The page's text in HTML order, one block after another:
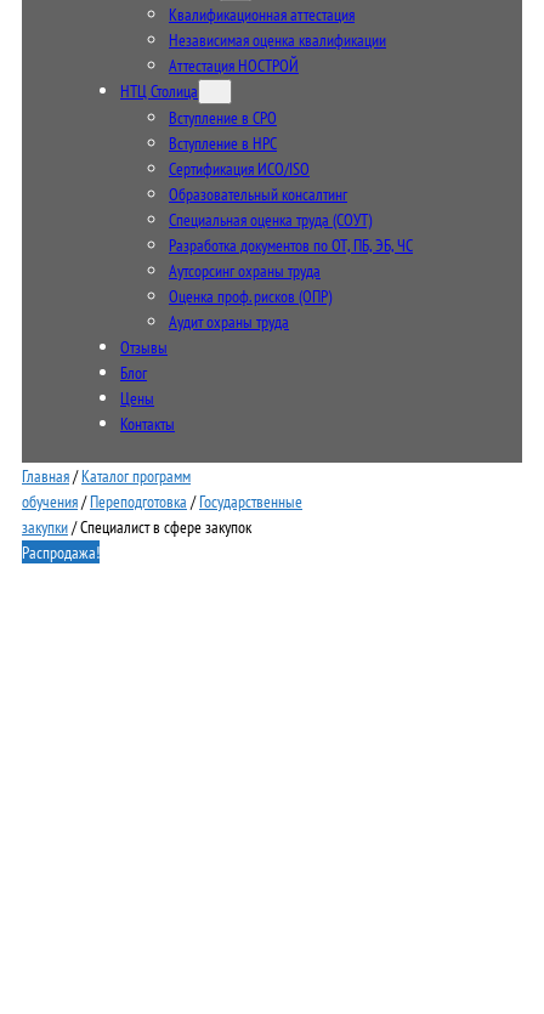
Квалификационная аттестация
Независимая оценка квалификации
Аттестация НОСТРОЙ
НТЦ Столица
Вступление в СРО
Вступление в НРС
Сертификация ИСО/ISO
Образовательный консалтинг
Специальная оценка труда (СОУТ)
Разработка документов по ОТ, ПБ, ЭБ, ЧС
Аутсорсинг охраны труда
Оценка проф. рисков (ОПР)
Аудит охраны труда
Отзывы
Блог
Цены
Контакты
Главная/Каталог программ
обучения/Переподготовка /Государственные
закупки/ Специалист в сфере закупок
Распродажа!